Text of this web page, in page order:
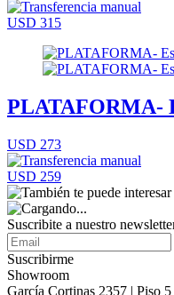
USD 315
PLATAFORMA-
USD 273
USD 259
Suscribite a nuestro
Suscribirme
Showroom
García Cortinas 2357 | Piso 5